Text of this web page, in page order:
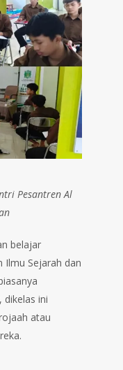
Pesantren Al
belajar
Ilmu Sejarah dan
dikelas ini
atau